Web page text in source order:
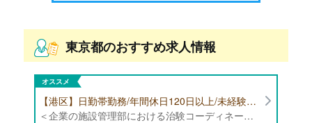
東京都のおすすめ求人情報
オススメ
【港区】日勤帯勤務/年間休日120日以上/未経験者歓迎/健康食品の臨床試験に携わる管理栄養士・栄養士の治験コーディネーター募集！
＜企業の施設管理部における治験コーディネーター業務全般＞ ・健康食品の臨床試験に伴う指導 ・スケジュール調整等の被験者管理 ・データ収集、書類作成 ・医療機関にて被験者への説明や誘導 ・栄養指導、栄養計算